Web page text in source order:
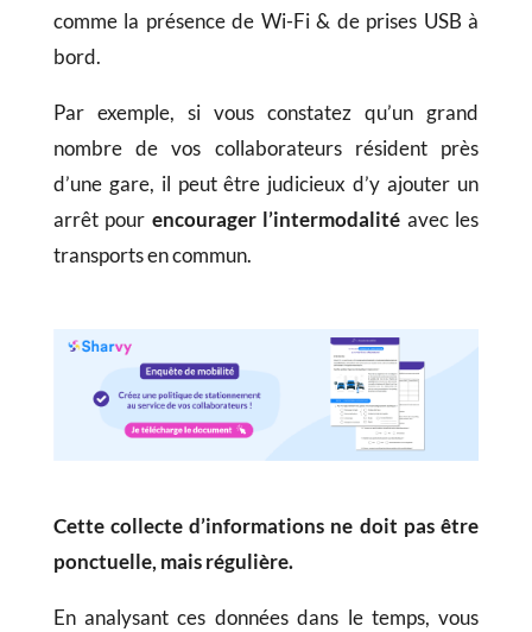
comme la présence de Wi-Fi & de prises USB à
bord.
Par exemple, si vous constatez qu’un grand
nombre de vos collaborateurs résident près
d’une gare, il peut être judicieux d’y ajouter un
arrêt pour encourager l’intermodalité avec les
transports en commun.
Cette collecte d’informations ne doit pas être
ponctuelle, mais régulière.
En analysant ces données dans le temps, vous